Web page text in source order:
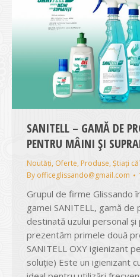
SANITELL – GAMĂ DE
PENTRU MÂINI ȘI
Noutăți, Oferte, Produse, Știați
By officeglissando@gmail.com
Grupul de firme Glissando
gamei SANITELL, gamă
destinată uzului personal și
prezentăm primele două
SANITELL OXY igienizant
soluție) Este un igienizant